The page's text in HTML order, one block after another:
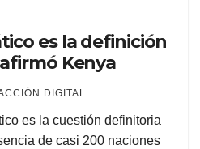
es la definición
Kenya
DIGITAL
es la cuestión definitoria
de casi 200 naciones